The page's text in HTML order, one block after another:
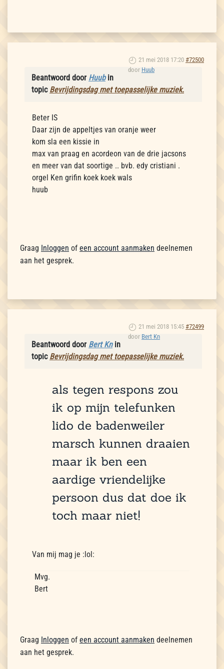
21 mei 2018 17:20 #72500
door Huub
Beantwoord door Huubin
topic Bevrijdingsdag met toepasselijke muziek.
Beter IS
Daar zijn de appeltjes van oranje weer
kom sla een kissie in
max van praag en acordeon van de drie jacsons
en meer van dat soortige .. bvb. edy cristiani .
orgel Ken grifin koek koek wals
huub
Graag Inloggen of een account aanmaken deelnemen
aan het gesprek.
21 mei 2018 15:45 #72499
door Bert Kn
Beantwoord door Bert Knin
topic Bevrijdingsdag met toepasselijke muziek.
als tegen respons zou
ik op mijn telefunken
lido de badenweiler
marsch kunnen draaien
maar ik ben een
aardige vriendelijke
persoon dus dat doe ik
toch maar niet!
Van mij mag je :lol:
Mvg.
Bert
Graag Inloggen of een account aanmaken deelnemen
aan het gesprek.